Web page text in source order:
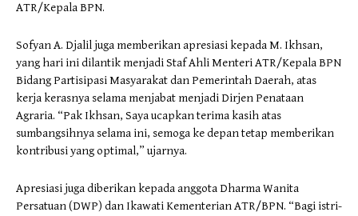
ATR/Kepala BPN.
Sofyan A. Djalil juga memberikan apresiasi kepada M. Ikhsan,
yang hari ini dilantik menjadi Staf Ahli Menteri ATR/Kepala BPN
Bidang Partisipasi Masyarakat dan Pemerintah Daerah, atas
kerja kerasnya selama menjabat menjadi Dirjen Penataan
Agraria. “Pak Ikhsan, Saya ucapkan terima kasih atas
sumbangsihnya selama ini, semoga ke depan tetap memberikan
kontribusi yang optimal,” ujarnya.
Apresiasi juga diberikan kepada anggota Dharma Wanita
Persatuan (DWP) dan Ikawati Kementerian ATR/BPN. “Bagi istri-